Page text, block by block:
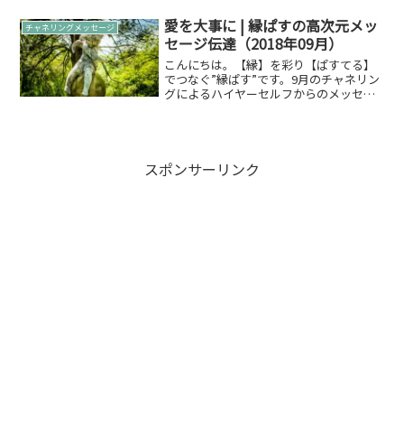
向きな良い結果につなぐ力を持っていま
す。ですので...
チャネリングメッセージ
愛を大事に | 縁ぱすの高次元メッ
セージ伝達（2018年09月）
こんにちは。【縁】を彩り【ぱすてる】
でつなぐ”縁ぱす”です。9月のチャネリン
グによるハイヤーセルフからのメッセー
スポンサーリンク